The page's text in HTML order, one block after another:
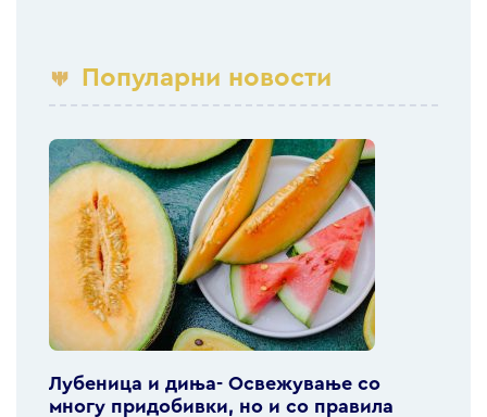
Популарни новости
Лубеница и диња- Освежување со
многу придобивки, но и со правила